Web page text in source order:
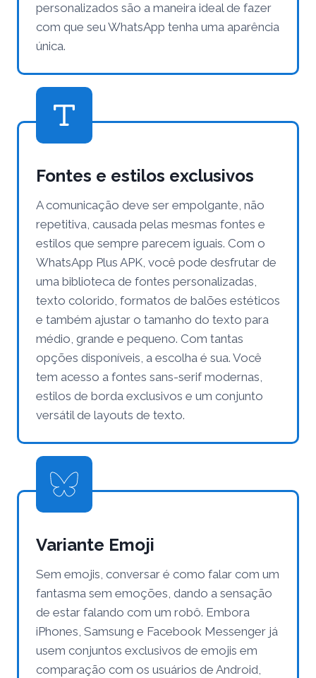
personalizados são a maneira ideal de fazer
com que seu WhatsApp tenha uma aparência
única.
Fontes e estilos exclusivos
A comunicação deve ser empolgante, não
repetitiva, causada pelas mesmas fontes e
estilos que sempre parecem iguais. Com o
WhatsApp Plus APK, você pode desfrutar de
uma biblioteca de fontes personalizadas,
texto colorido, formatos de balões estéticos
e também ajustar o tamanho do texto para
médio, grande e pequeno. Com tantas
opções disponíveis, a escolha é sua. Você
tem acesso a fontes sans-serif modernas,
estilos de borda exclusivos e um conjunto
versátil de layouts de texto.
Variante Emoji
Sem emojis, conversar é como falar com um
fantasma sem emoções, dando a sensação
de estar falando com um robô. Embora
iPhones, Samsung e Facebook Messenger já
usem conjuntos exclusivos de emojis em
comparação com os usuários de Android,